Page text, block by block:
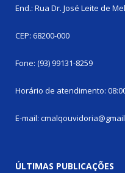
End.: Rua Dr. José Leite de
CEP: 68200-000
Fone: (93) 99131-8259
Horário de atendimento:
E-mail:
ÚLTIMAS PUBLICAÇÕES